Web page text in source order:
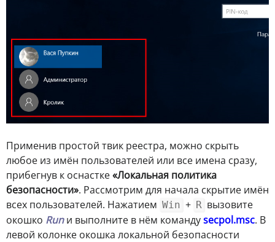
Применив простой твик реестра, можно скрыть
любое из имён пользователей или все имена сразу,
прибегнув к оснастке«Локальная политика
безопасности». Рассмотрим для начала скрытие имён
всех пользователей. Нажатием Win + R вызовите
окошко Runи выполните в нём командуsecpol.msc. В
левой колонке окошка локальной безопасности